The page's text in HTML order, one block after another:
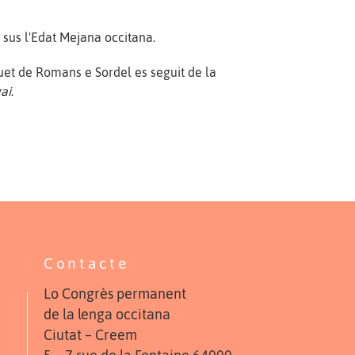
l'Edat Mejana occitana.
de Romans e Sordel es seguit de la
.
Contacte
Lo Congrès permanent
de la lenga occitana
Ciutat – Creem